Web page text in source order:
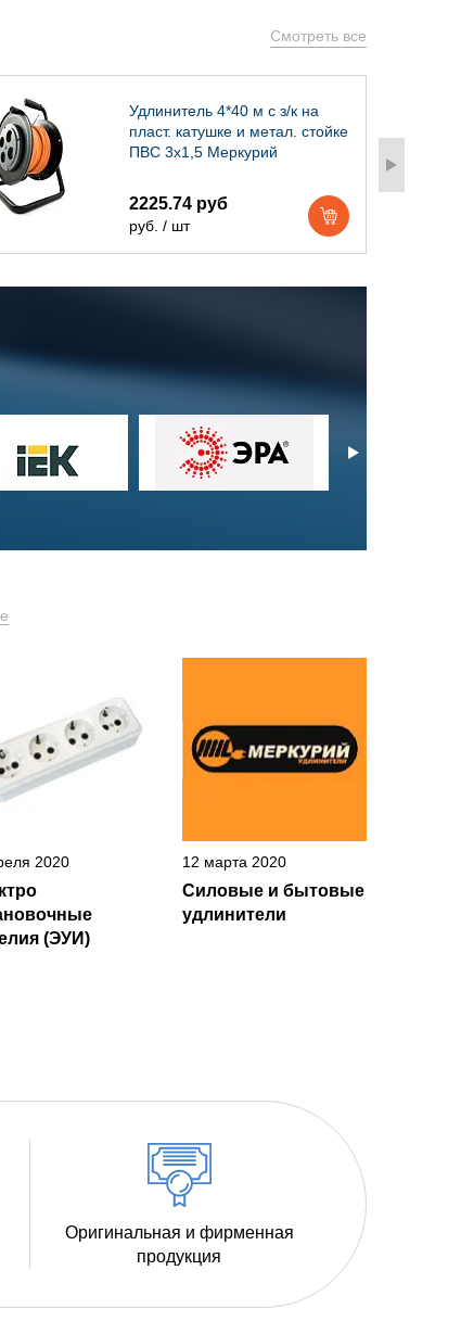
Смотреть все
Удлинитель 4*40 м с з/к на
пласт. катушке и метал. стойке
ПВС 3х1,5 Меркурий
2225.74 руб
руб. / шт
2020
(ЭУИ)
12 марта 2020
Силовые и бытовые
удлинители
Оригинальная и фирменная
продукция